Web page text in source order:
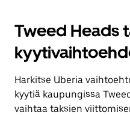
Tweed Heads
Harkitse Uberia
kyytiä kaupungissa
vaihtaa taksien